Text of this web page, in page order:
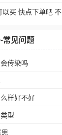
买 快点下单吧 不
常见问题
传染吗
样好不好
型